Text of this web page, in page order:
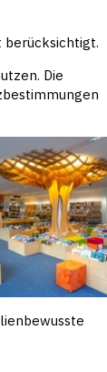
berücksichtigt.
Die